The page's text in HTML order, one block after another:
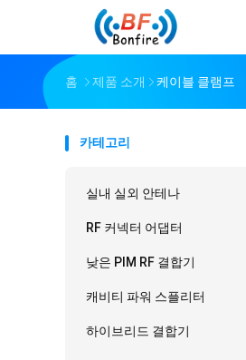
홈 제품 소개 케이블 클램프
카테고리
실내 실외 안테나
RF 커넥터 어댑터
낮은 PIM RF 결합기
캐비티 파워 스플리터
하이브리드 결합기